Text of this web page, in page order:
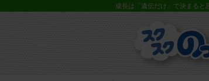
成長は「遺伝だけ」で決まる